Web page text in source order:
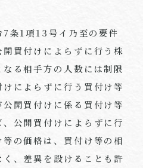
条1項13号イ乃至の要件
買付けによらずに行う株
る相手方の人数には制限
によらずに行う買付け等
開買付けに係る買付け等
公開買付けによらずに行
の価格は、買付け等の相
、差異を設けることも許